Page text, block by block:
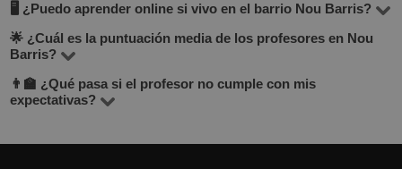
académica y si ofrece clase de prueba gratuita — esta
información está debajo del botón "Contactar con el
objetivo de las clases.
Entre las más solicitadas están matemáticas, inglés,
lengua española, música e informática. El catálogo
completo está en la página "Todos los profesores".
🖥 ¿Puedo aprender online si vivo en el barrio Nou Barris?
Sí, puedes elegir clases online con profesores de
cualquier ciudad. Esta opción es flexible, cómoda y, en
muchos casos, más económica. Se realizan a través de
🌟 ¿Cuál es la puntuación media de los profesores en Nou
Barris?
La puntuación promedio es 4.8 sobre 5, basada en las
valoraciones reales de los alumnos.
👨‍🏫 ¿Qué pasa si el profesor no cumple con mis
expectativas?